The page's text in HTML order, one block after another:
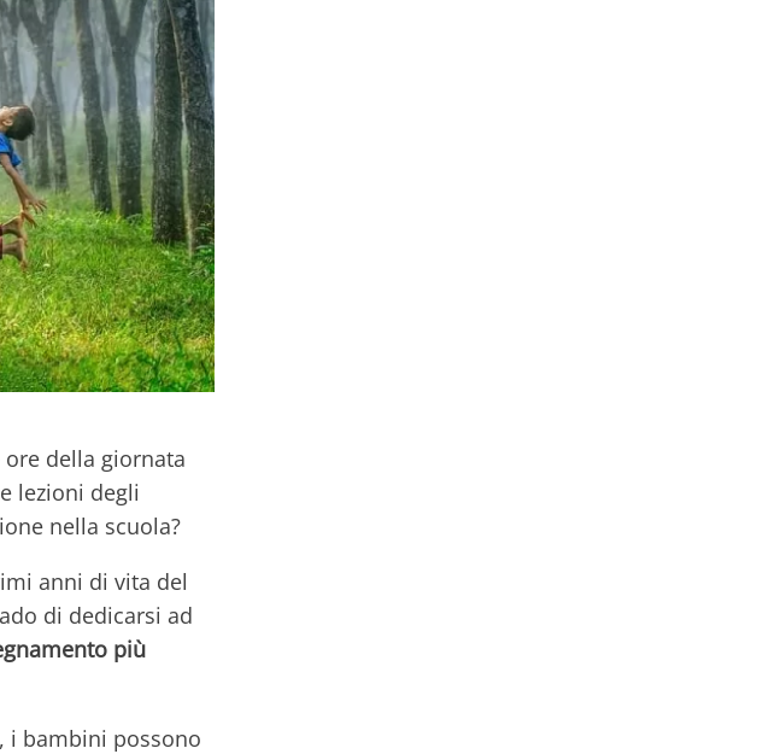
della giornata
lezioni degli
nella scuola?
anni di vita del
di dedicarsi ad
più
i bambini possono